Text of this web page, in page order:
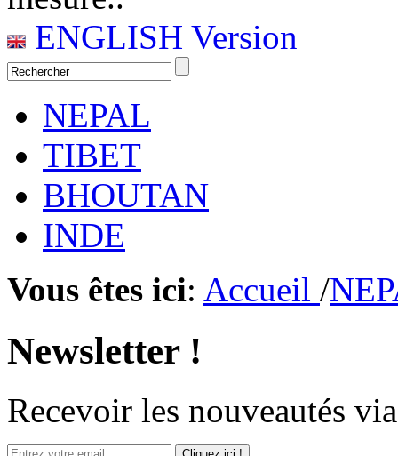
ENGLISH Version
NEPAL
TIBET
BHOUTAN
INDE
Vous êtes ici: Accueil /
Newsletter !
Recevoir les nouveautés